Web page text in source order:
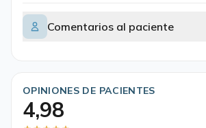
Comentarios al paciente
OPINIONES DE PACIENTES
4,98